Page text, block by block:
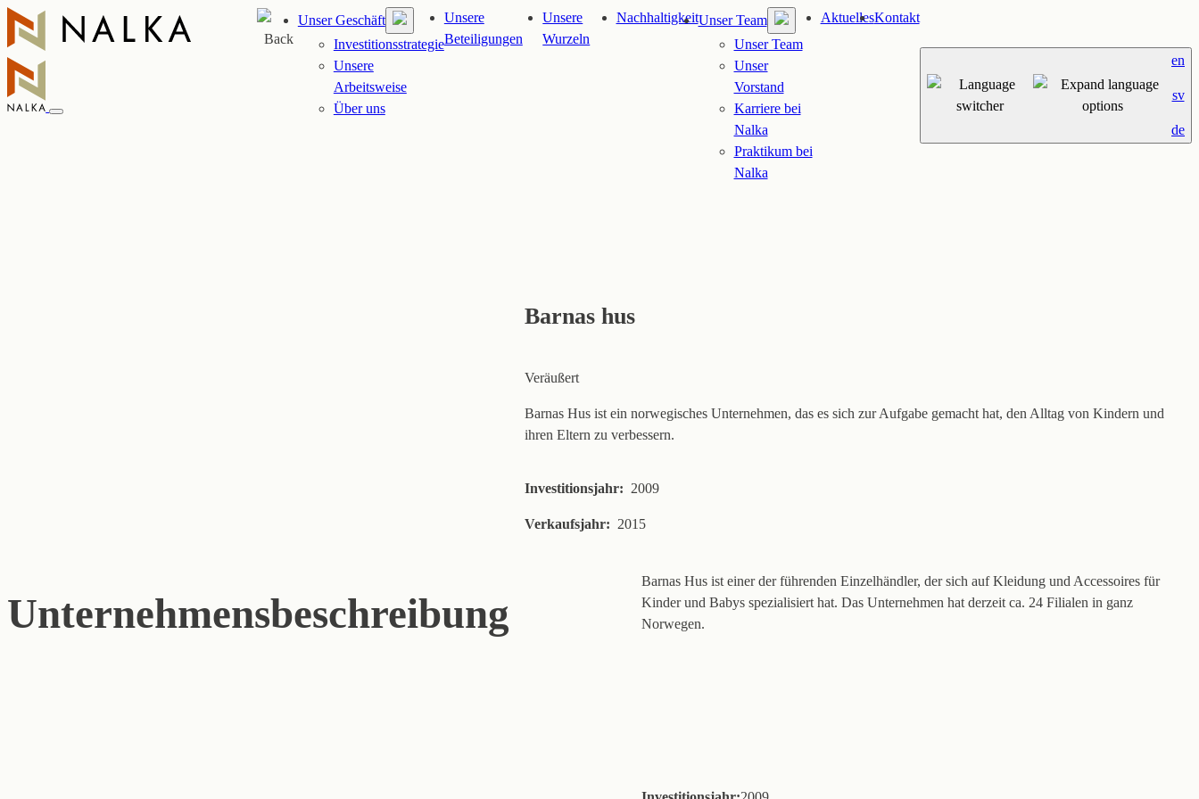
Zum
Inhalt
springen
Back
Unser Geschäft
Investitionsstrategie
Unsere
Arbeitsweise
Über uns
Unsere
Beteiligungen
Unsere
Wurzeln
NachhaltigkeitUnser Team
Unser Team
Unser
Vorstand
Karriere bei
Nalka
Praktikum bei
Nalka
AktuellesKontakt
en
sv
de
Barnas hus
Veräußert
Barnas Hus ist ein norwegisches Unternehmen, das es sich zur Aufgabe gemacht hat, den Alltag von Kindern und
ihren Eltern zu verbessern.
Investitionsjahr: 2009
Verkaufsjahr: 2015
Unternehmensbeschreibung
Barnas Hus ist einer der führenden Einzelhändler, der sich auf Kleidung und Accessoires für
Kinder und Babys spezialisiert hat. Das Unternehmen hat derzeit ca. 24 Filialen in ganz
Norwegen.